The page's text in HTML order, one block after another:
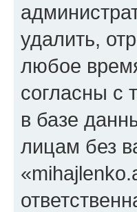
удалить,
любое
согласны с
в базе
лицам без